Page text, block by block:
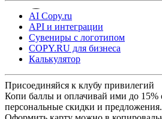
AI Copy.ru
API и интеграции
Сувениры с логотипом
COPY.RU для бизнеса
Калькулятор
Присоединяйся к клубу привилегий
Копи баллы и оплачивай ими до 15%
персональные скидки и предложения.